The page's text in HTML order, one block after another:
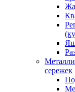
сережек